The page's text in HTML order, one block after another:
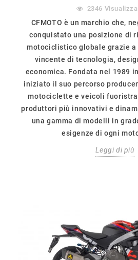
2346
CFMOTO è un marchio che,
conquistato una posizione di
motociclistico globale grazie a
vincente di tecnologia,
economica. Fondata nel 1989 in
iniziato il suo percorso
motociclette e veicoli
produttori più innovativi e
una gamma di modelli in
esigenze di ogni
Leggi di più